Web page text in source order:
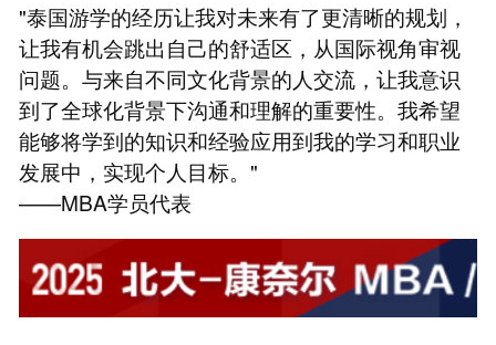
"泰国游学的经历让我对未来有了更清晰的规划，
让我有机会跳出自己的舒适区，从国际视角审视
问题。与来自不同文化背景的人交流，让我意识
到了全球化背景下沟通和理解的重要性。我希望
能够将学到的知识和经验应用到我的学习和职业
发展中，实现个人目标。"
——MBA学员代表